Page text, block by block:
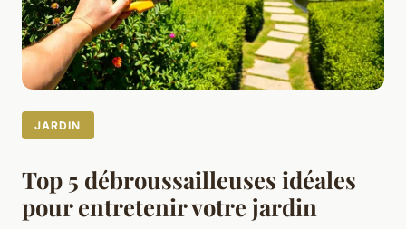
JARDIN
Top 5 débroussailleuses idéales
pour entretenir votre jardin